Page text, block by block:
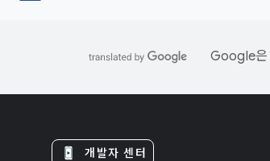
Google은
개발자 센터